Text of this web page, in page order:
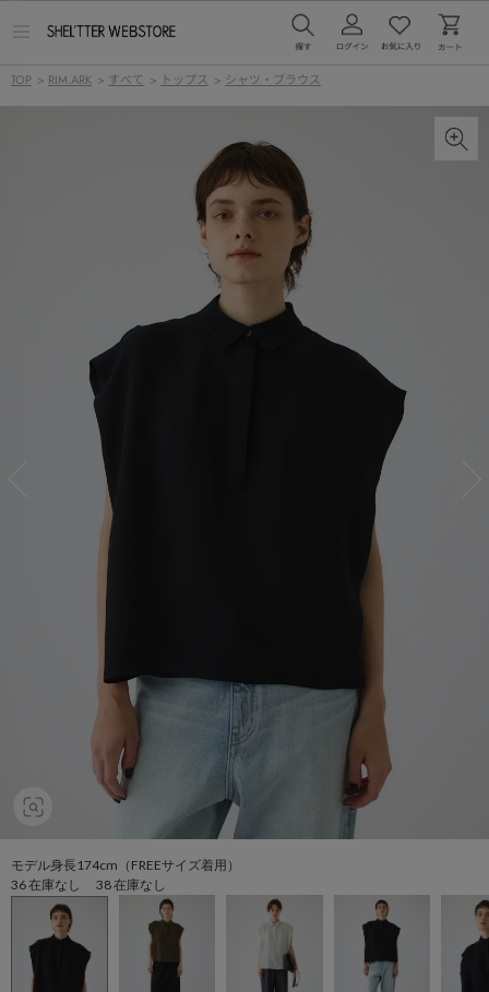
ー
を
TOP > RIM.ARK > すべて > トップス > シャツ・ブラウス
モデル身長174cm（FREEサイズ着用）
36 在庫なし 38 在庫なし